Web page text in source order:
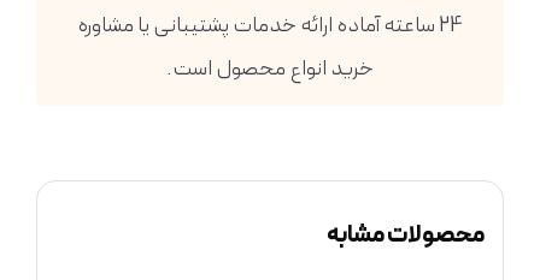
24 ساعته آماده ارائه خدمات پشتیبانی یا مشاوره
خرید انواع محصول است.
محصولات مشابه